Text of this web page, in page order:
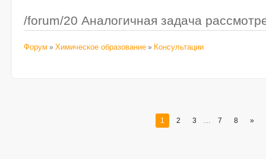
/forum/20 Аналогичная задача
Форум » Химическое образование » Консультации
1 2 3 7 8 »